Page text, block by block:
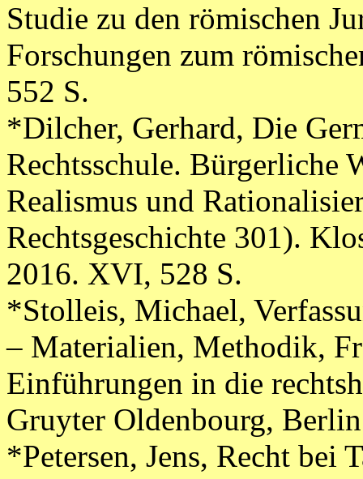
Studie zu den römischen
Forschungen zum
552 S.
*Dilcher, Gerhard, Die
Rechtsschule. Bürgerliche
Realismus und
Rechtsgeschichte 301).
2016. XVI, 528 S.
*Stolleis, Michael,
– Materialien, Methodik,
Einführungen in die
Gruyter Oldenbourg,
*Petersen, Jens, Recht bei